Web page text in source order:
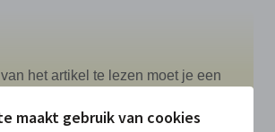
maakt gebruik van cookies
het artikel te lezen moet je een